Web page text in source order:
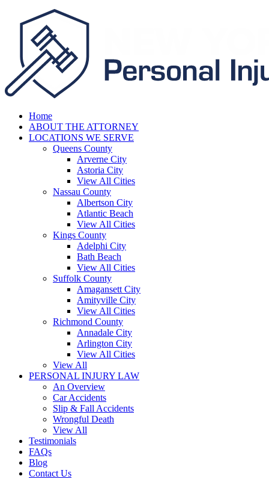
Home
ABOUT THE ATTORNEY
LOCATIONS WE SERVE
Queens County
Arverne City
Astoria City
View All Cities
Nassau County
Albertson City
Atlantic Beach
View All Cities
Kings County
Adelphi City
Bath Beach
View All Cities
Suffolk County
Amagansett City
Amityville City
View All Cities
Richmond County
Annadale City
Arlington City
View All Cities
View All
PERSONAL INJURY LAW
An Overview
Car Accidents
Slip & Fall Accidents
Wrongful Death
View All
Testimonials
FAQs
Blog
Contact Us